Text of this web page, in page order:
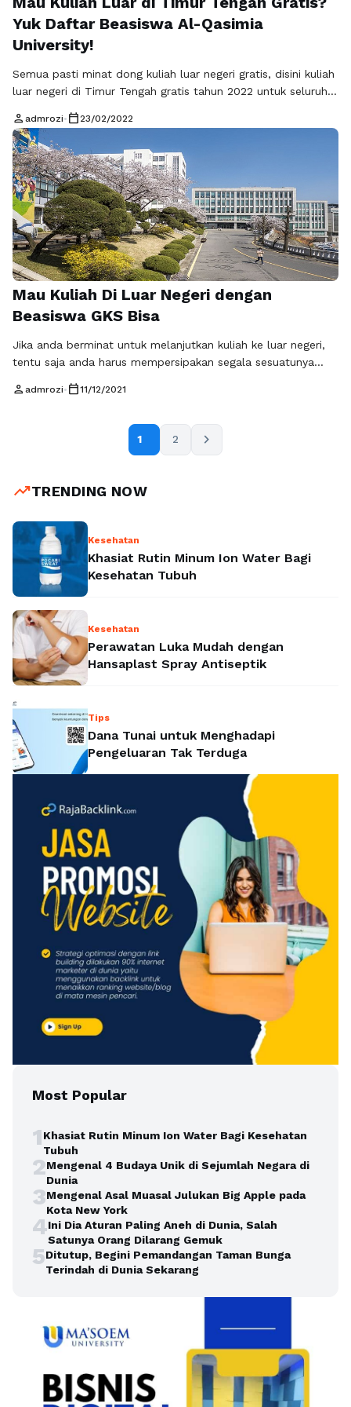
Yuk Daftar Beasiswa Al-Qasimia
University!
Semua pasti minat dong kuliah luar negeri gratis, disini kuliah
luar negeri di Timur Tengah gratis tahun 2022 untuk seluruh
University telah dibuka dan gratis tahun 2022 untuk seluruh
mahasiswa internasional. Tentunya semua orang pasti punya
mimpi untuk bisa melanjutkan ke jenjang perkuliahan bukan,
namun terkadang bingung menentukan …
person admrozi• calendar_today 23/02/2022
Mau Kuliah Di Luar Negeri dengan
Beasiswa GKS Bisa
Jika anda berminat untuk melanjutkan kuliah ke luar negeri,
tentu saja anda harus mempersipakan segala sesuatunya
hal-hal apa saja yang perlu anda ketahui supaya anda bisa
memang sudah menjadi impian banyak orang terutama kuliah
di Korea, sebab dengan …
Baca Selengkapnya
person admrozi• calendar_today11/12/2021
1 2 chevron_right
trending_upTRENDING NOW
Kesehatan
Khasiat Rutin Minum Ion Water Bagi
Kesehatan Tubuh
Kesehatan
Perawatan Luka Mudah dengan
Hansaplast Spray Antiseptik
Tips
Dana Tunai untuk Menghadapi
Pengeluaran Tak Terduga
Most Popular
1Khasiat Rutin Minum Ion Water Bagi Kesehatan
Tubuh
2Mengenal 4 Budaya Unik di Sejumlah Negara di
Dunia
3Mengenal Asal Muasal Julukan Big Apple pada
Kota New York
4Ini Dia Aturan Paling Aneh di Dunia, Salah
Satunya Orang Dilarang Gemuk
5Ditutup, Begini Pemandangan Taman Bunga
Terindah di Dunia Sekarang